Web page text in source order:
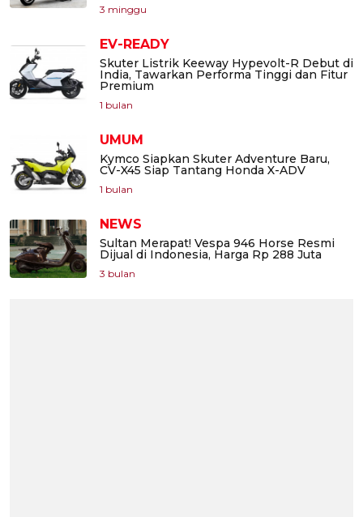
3 minggu
EV-READY
Skuter Listrik Keeway Hypevolt-R Debut di
India, Tawarkan Performa Tinggi dan Fitur
Premium
1 bulan
UMUM
Kymco Siapkan Skuter Adventure Baru,
CV-X45 Siap Tantang Honda X-ADV
1 bulan
NEWS
Sultan Merapat! Vespa 946 Horse Resmi
Dijual di Indonesia, Harga Rp 288 Juta
3 bulan